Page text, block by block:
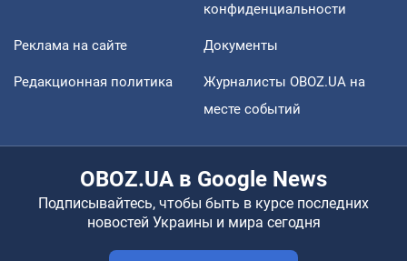
конфиденциальности
Реклама на сайте Документы
Редакционная политика
Журналисты OBOZ.UA на
месте событий
OBOZ.UA в Google News
Подписывайтесь, чтобы быть в курсе последних
новостей Украины и мира сегодня